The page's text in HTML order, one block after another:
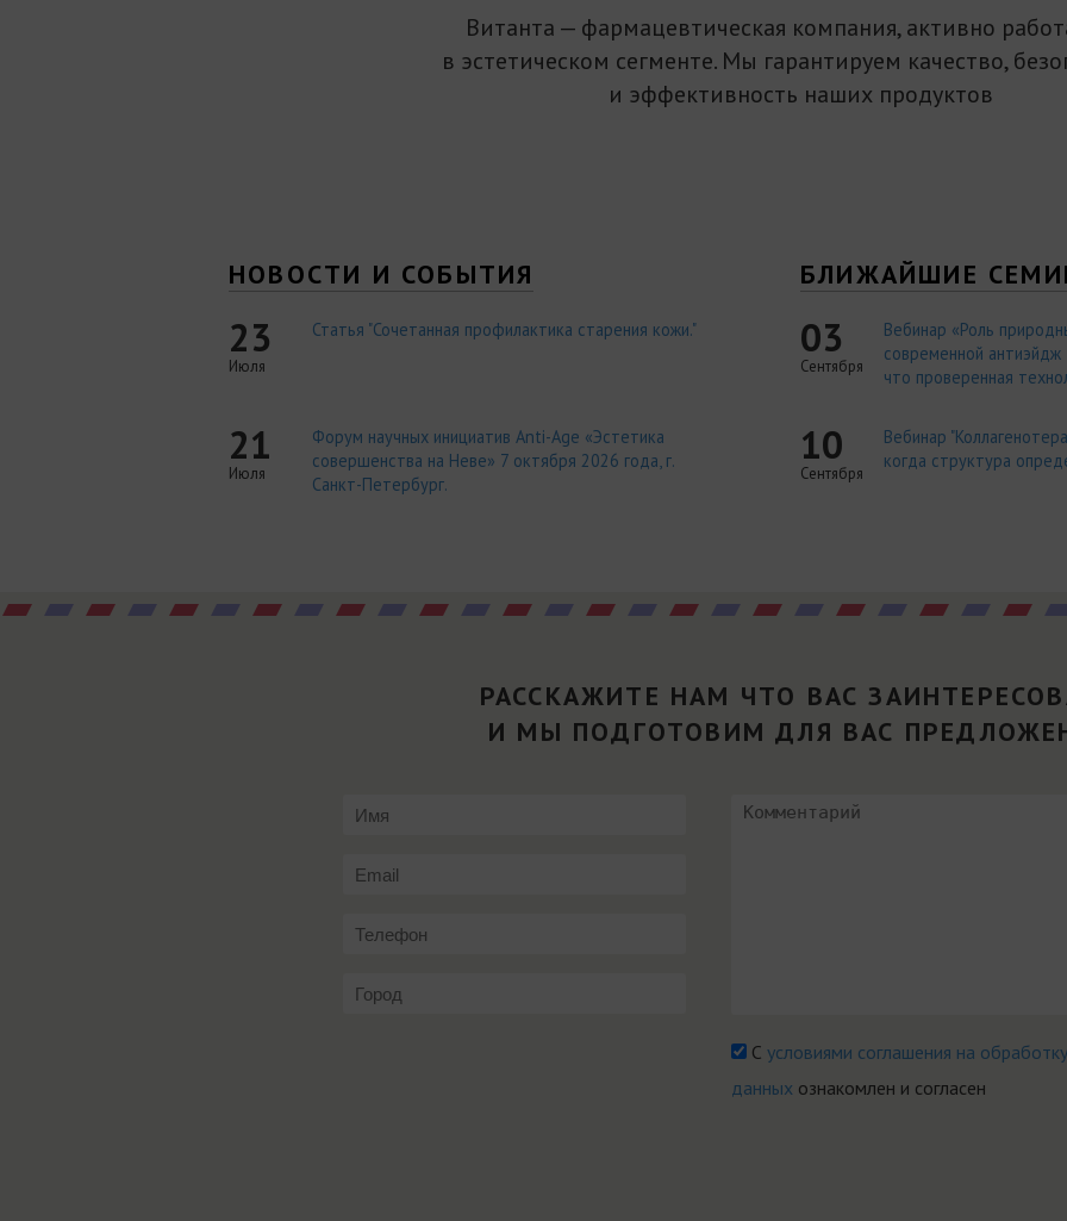
Витанта — фармацевтическая компания, активно
в эстетическом сегменте. Мы гарантируем качество,
и эффективность наших продуктов
НОВОСТИ И СОБЫТИЯ
23
Июля
Статья "Сочетанная профилактика старения кожи."
21
Июля
Форум научных инициатив Anti-Age «Эстетика
совершенства на Неве» 7 октября 2026 года, г.
Санкт-Петербург.
БЛИЖАЙШИЕ
03
Сентября
Вебинар «Роль
современной
что проверенная
10
Сентября
Вебинар
когда структура
РАССКАЖИТЕ НАМ ЧТО ВАС
И МЫ ПОДГОТОВИМ ДЛЯ ВАС
Сусловиями соглашения на
данных ознакомлен и согласен